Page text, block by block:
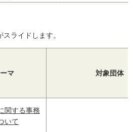
ライドします。
マ 対象団体
関する事務
いて